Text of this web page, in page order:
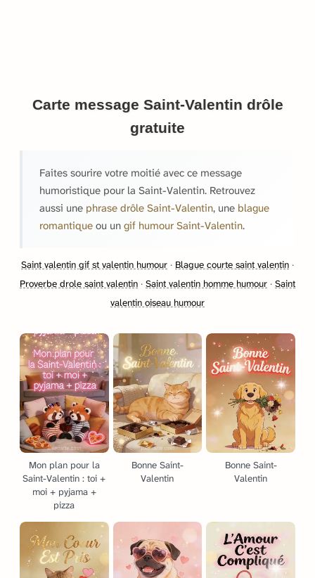
Carte message Saint-Valentin drôle
gratuite
Faites sourire votre moitié avec ce message
humoristique pour la Saint-Valentin. Retrouvez
aussi une phrase drôle Saint-Valentin, une blague
romantique ou un gif humour Saint-Valentin.
Saint valentin gif st valentin humour · Blague courte saint valentin ·
Proverbe drole saint valentin · Saint valentin homme humour · Saint
valentin oiseau humour
Mon plan pour la
Saint-Valentin : toi +
moi + pyjama +
pizza
Bonne Saint-
Valentin
Bonne Saint-
Valentin